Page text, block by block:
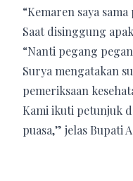
“Kemaren saya
Saat disinggung
“Nanti pegang
Surya mengatakan
pemeriksaan
Kami ikuti petunjuk
puasa,” jelas Bupati